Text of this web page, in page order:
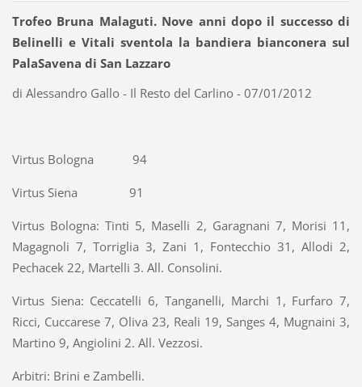
Trofeo Bruna Malaguti. Nove anni dopo il successo di
Belinelli e Vitali sventola la bandiera bianconera sul
PalaSavena di San Lazzaro
di Alessandro Gallo - Il Resto del Carlino - 07/01/2012
Virtus Bologna 94
Virtus Siena 91
Virtus Bologna: Tinti 5, Maselli 2, Garagnani 7, Morisi 11,
Magagnoli 7, Torriglia 3, Zani 1, Fontecchio 31, Allodi 2,
Pechacek 22, Martelli 3. All. Consolini.
Virtus Siena: Ceccatelli 6, Tanganelli, Marchi 1, Furfaro 7,
Ricci, Cuccarese 7, Oliva 23, Reali 19, Sanges 4, Mugnaini 3,
Martino 9, Angiolini 2. All. Vezzosi.
Arbitri: Brini e Zambelli.